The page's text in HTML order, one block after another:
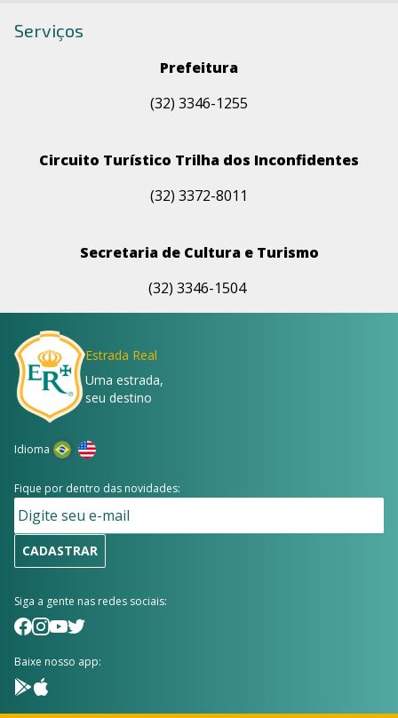
Serviços
Prefeitura
(32) 3346-1255
Circuito Turístico Trilha dos Inconfidentes
(32) 3372-8011
Secretaria de Cultura e Turismo
(32) 3346-1504
Estrada Real
Uma estrada,
seu destino
Idioma
Fique por dentro das novidades:
CADASTRAR
Siga a gente nas redes sociais:
Baixe nosso app: